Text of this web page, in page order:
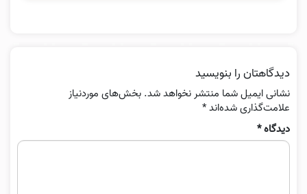
دیدگاهتان را بنویسید
نشانی ایمیل شما منتشر نخواهد شد. بخش‌های موردنیاز
علامت‌گذاری شده‌اند*
دیدگاه*